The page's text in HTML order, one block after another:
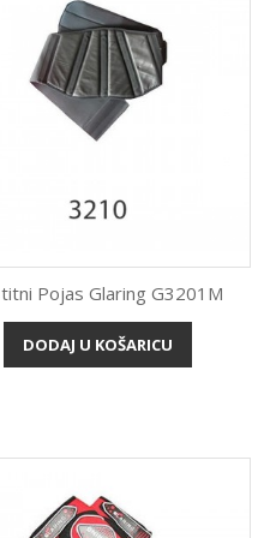
Brzi pregled
Pojas Glaring G3201M
DODAJ U KOŠARICU